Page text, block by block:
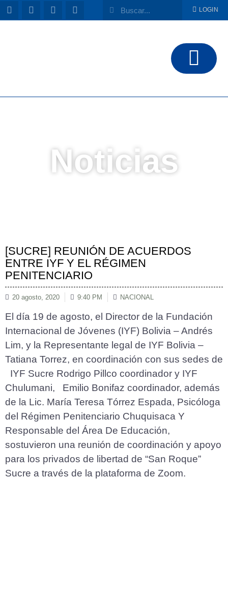
LOGIN
Noticias
[SUCRE] REUNIÓN DE ACUERDOS
ENTRE IYF Y EL RÉGIMEN
PENITENCIARIO
20 agosto, 2020 9:40 PM NACIONAL
El día 19 de agosto, el Director de la Fundación
Internacional de Jóvenes (IYF) Bolivia – Andrés
Lim, y la Representante legal de IYF Bolivia –
Tatiana Torrez, en coordinación con sus sedes de
IYF Sucre Rodrigo Pillco coordinador y IYF
Chulumani, Emilio Bonifaz coordinador, además
de la Lic. María Teresa Tórrez Espada, Psicóloga
del Régimen Penitenciario Chuquisaca Y
Responsable del Área De Educación,
sostuvieron una reunión de coordinación y apoyo
para los privados de libertad de “San Roque”
Sucre a través de la plataforma de Zoom.